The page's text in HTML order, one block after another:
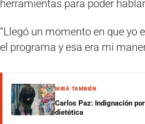
herramientas para poder
“Llegó un momento en que yo
el programa y esa era mi
MIRÁ TAMBIÉN
Carlos Paz: Indignación
dietética